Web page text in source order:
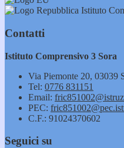
Istituto
Contatti
Istituto Comprensivo 3 Sora
Via Piemonte 20, 03039
Tel: 0776 831151
Email:
PEC:
C.F.: 91024370602
Seguici su